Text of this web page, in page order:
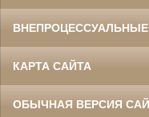
КАРТА САЙТА
ОБЫЧНАЯ ВЕРСИЯ